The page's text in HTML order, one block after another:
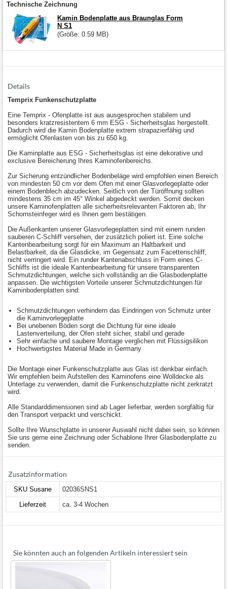
Technische Zeichnung
Kamin Bodenplatte aus Braunglas Form
N S1
(Größe: 0.59 MB)
Details
Temprix Funkenschutzplatte
Eine Temprix - Ofenplatte ist aus ausgesprochen stabilem und
besonders kratzresistentem 6 mm ESG - Sicherheitsglas hergestellt.
Dadurch wird die Kamin Bodenplatte extrem strapazierfähig und
ermöglicht Ofenlasten von bis zu 650 kg.
Die Kaminplatte aus ESG - Sicherheitsglas ist eine dekorative und
exclusive Bereicherung Ihres Kaminofenbereichs.
Zur Sicherung entzündlicher Bodenbeläge wird empfohlen einen Bereich
von mindesten 50 cm vor dem Ofen mit einer Glasvorlegeplatte oder
einem Bodenblech abzudecken. Seitlich von der Türöffnung sollten
mindestens 35 cm im 45° Winkel abgedeckt werden. Somit decken
unsere Kaminofenplatten alle sicherheitsrelevanten Faktoren ab, Ihr
Schornsteinfeger wird es Ihnen gern bestätigen.
Die Außenkanten unserer Glasvorlegeplatten sind mit einem runden
sauberen C-Schliff versehen, der zusätzlich poliert ist. Eine solche
Kantenbearbeitung sorgt für ein Maximum an Haltbarkeit und
Belastbarkeit, da die Glasdicke, im Gegensatz zum Facettenschliff,
nicht verringert wird. Ein runder Kantenabschluss in Form eines C-
Schliffs ist die ideale Kantenbearbeitung für unsere transparenten
Schmutzdichtungen, welche sich vollständig an die Glasbodenplatte
anpassen. Die wichtigsten Vorteile unserer Schmutzdichtungen für
Kaminbodenplatten sind:
Schmutzdichtungen verhindern das Eindringen von Schmutz unter
die Kaminvorlegeplatte
Bei unebenen Böden sorgt die Dichtung für eine ideale
Lastenverteilung, der Ofen steht sicher, stabil und gerade
Sehr einfache und saubere Montage verglichen mit Flüssigsilikon
Hochwertigstes Material Made in Germany
Die Montage einer Funkenschutzplatte aus Glas ist denkbar einfach.
Wir empfehlen beim Aufstellen des Kaminofens eine Wolldecke als
Unterlage zu verwenden, damit die Funkenschutzplatte nicht zerkratzt
wird.
Alle Standarddimensionen sind ab Lager lieferbar, werden sorgfältig für
den Transport verpackt und verschickt.
Sollte Ihre Wunschplatte in unserer Auswahl nicht dabei sein, so können
Sie uns gerne eine Zeichnung oder Schablone Ihrer Glasbodenplatte zu
senden.
Zusatzinformation
SKU Susane
02036SNS1
Lieferzeit
ca. 3-4 Wochen
Sie könnten auch an folgenden Artikeln interessiert sein